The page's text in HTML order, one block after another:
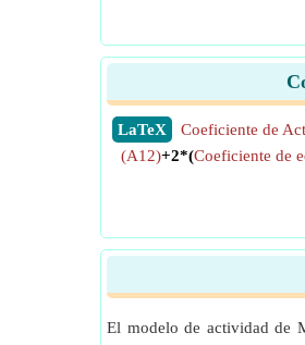
​LaTeX Coeficiente de
(A12)+2*(Coeficiente de
El modelo de actividad de